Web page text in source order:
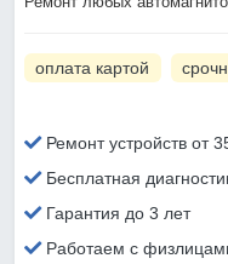
оплата картой
Ремонт устройств от
Бесплатная
Гарантия до 3 лет
Работаем с